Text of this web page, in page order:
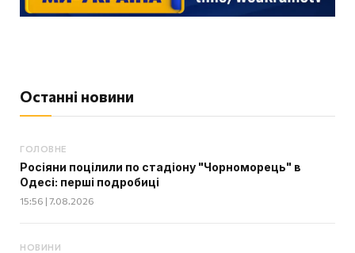
Останні новини
ГОЛОВНЕ
Росіяни поцілили по стадіону "Чорноморець" в
Одесі: перші подробиці
15:56 | 7.08.2026
НОВИНИ